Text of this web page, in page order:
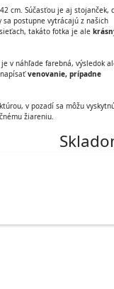
cm. Súčasťou je aj stojanček,
sa postupne vytrácajú z našich
takáto fotka je ale
v náhľade farebná, výsledok
venovanie, prípadne
v pozadí sa môžu
žiareniu.